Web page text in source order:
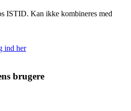
ISTID. Kan ikke kombineres med
ind her
brugere